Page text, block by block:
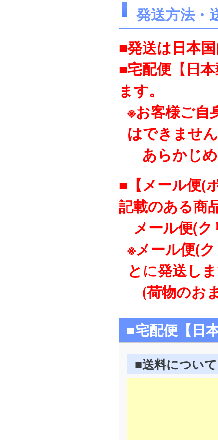
発送方法・
■発送は日本
■宅配便【日
ます。
※お客様ご自
はできませ
あらかじ
■【メール便(
記載のある商
メール便(ク
※メール便(
とに発送し
(荷物のお
■宅配便【日
■送料について